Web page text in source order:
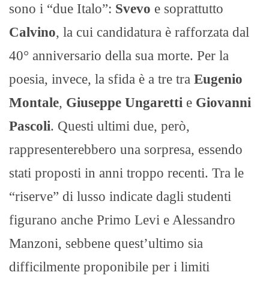
sono i “due Italo”: Svevo e soprattutto
Calvino, la cui candidatura è rafforzata dal
40° anniversario della sua morte. Per la
poesia, invece, la sfida è a tre tra Eugenio
Montale, Giuseppe Ungaretti e Giovanni
Pascoli. Questi ultimi due, però,
rappresenterebbero una sorpresa, essendo
stati proposti in anni troppo recenti. Tra le
“riserve” di lusso indicate dagli studenti
figurano anche Primo Levi e Alessandro
Manzoni, sebbene quest’ultimo sia
difficilmente proponibile per i limiti